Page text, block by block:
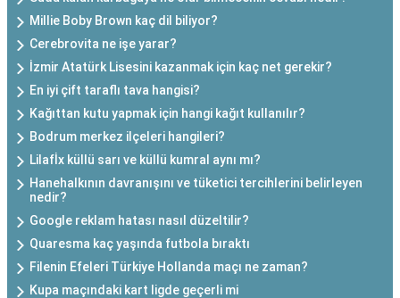
Millie Boby Brown kaç dil biliyor?
Cerebrovita ne işe yarar?
İzmir Atatürk Lisesini kazanmak için kaç net gerekir?
En iyi çift taraflı tava hangisi?
Kağıttan kutu yapmak için hangi kağıt kullanılır?
Bodrum merkez ilçeleri hangileri?
Lilafİx küllü sarı ve küllü kumral aynı mı?
Hanehalkının davranışını ve tüketici tercihlerini belirleyen
nedir?
Google reklam hatası nasıl düzeltilir?
Quaresma kaç yaşında futbola bıraktı
Filenin Efeleri Türkiye Hollanda maçı ne zaman?
Kupa maçındaki kart ligde geçerli mi